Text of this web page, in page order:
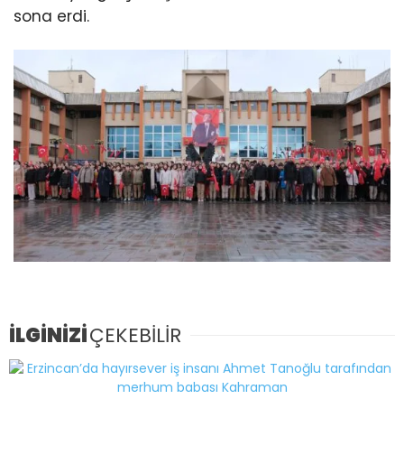
sona erdi.
İLGİNİZİÇEKEBİLİR